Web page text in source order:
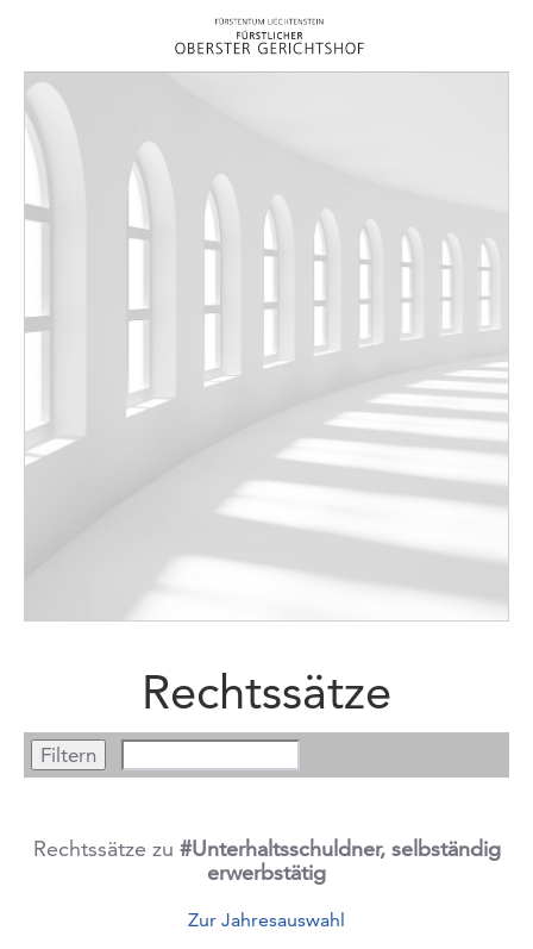
Rechtssätze
Rechtssätze zu #Unterhaltsschuldner, selbständig
erwerbstätig
Zur Jahresauswahl